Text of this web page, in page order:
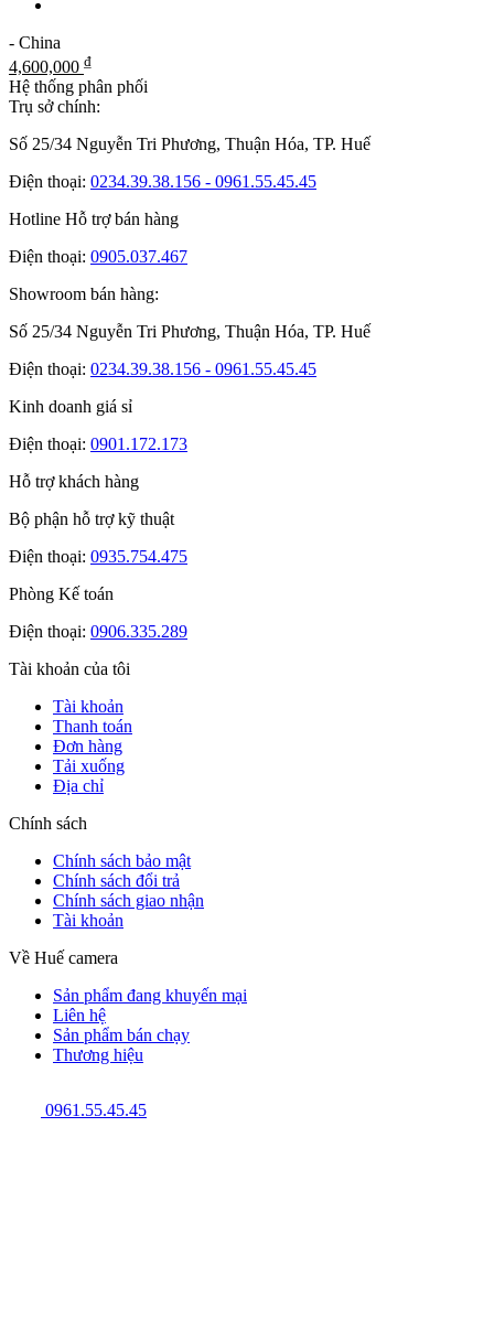
- China
4,600,000 ₫
Hệ thống phân phối
Trụ sở chính:
Số 25/34 Nguyễn Tri Phương, Thuận Hóa, TP. Huế
Điện thoại: 0234.39.38.156 - 0961.55.45.45
Hotline Hỗ trợ bán hàng
Điện thoại: 0905.037.467
Showroom bán hàng:
Số 25/34 Nguyễn Tri Phương, Thuận Hóa, TP. Huế
Điện thoại: 0234.39.38.156 - 0961.55.45.45
Kinh doanh giá sỉ
Điện thoại: 0901.172.173
Hỗ trợ khách hàng
Bộ phận hỗ trợ kỹ thuật
Điện thoại: 0935.754.475
Phòng Kế toán
Điện thoại: 0906.335.289
Tài khoản của tôi
Tài khoản
Thanh toán
Đơn hàng
Tải xuống
Địa chỉ
Chính sách
Chính sách bảo mật
Chính sách đổi trả
Chính sách giao nhận
Tài khoản
Về Huế camera
Sản phẩm đang khuyến mại
Liên hệ
Sản phẩm bán chạy
Thương hiệu
0961.55.45.45